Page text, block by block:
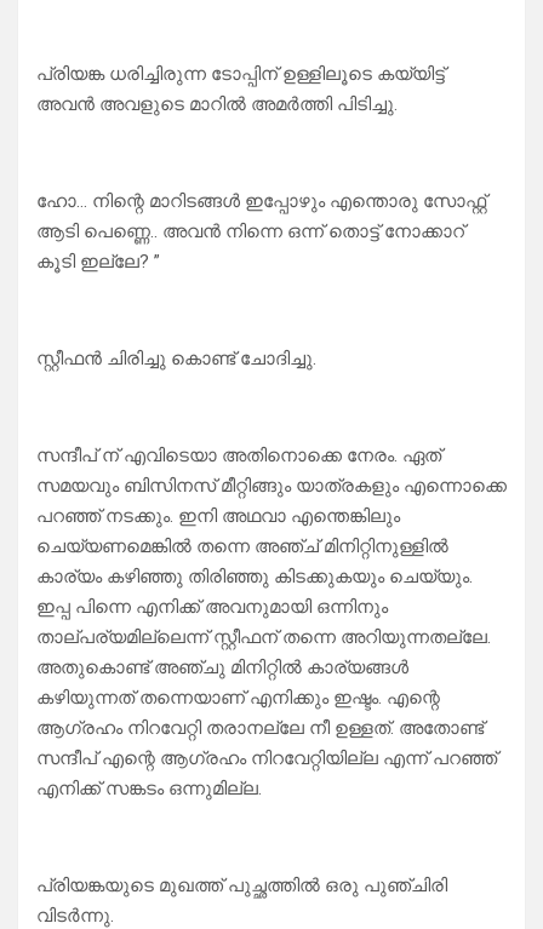
പ്രിയങ്ക ധരിച്ചിരുന്ന ടോപ്പിന് ഉള്ളിലൂടെ കയ്യിട്ട്
അവൻ അവളുടെ മാറിൽ അമർത്തി പിടിച്ചു.
ഹോ… നിന്റെ മാറിടങ്ങൾ ഇപ്പോഴും എന്തൊരു സോഫ്റ്റ്‌
ആടി പെണ്ണെ.. അവൻ നിന്നെ ഒന്ന് തൊട്ട് നോക്കാറ്
കൂടി ഇല്ലേ? ”
സ്റ്റീഫൻ ചിരിച്ചു കൊണ്ട് ചോദിച്ചു.
സന്ദീപ് ന് എവിടെയാ അതിനൊക്കെ നേരം. ഏത്
സമയവും ബിസിനസ് മീറ്റിങ്ങും യാത്രകളും എന്നൊക്കെ
പറഞ്ഞ് നടക്കും. ഇനി അഥവാ എന്തെങ്കിലും
ചെയ്യണമെങ്കിൽ തന്നെ അഞ്ച് മിനിറ്റിനുള്ളിൽ
കാര്യം കഴിഞ്ഞു തിരിഞ്ഞു കിടക്കുകയും ചെയ്യും.
ഇപ്പ പിന്നെ എനിക്ക് അവനുമായി ഒന്നിനും
താല്പര്യമില്ലെന്ന് സ്റ്റീഫന് തന്നെ അറിയുന്നതല്ലേ.
അതുകൊണ്ട് അഞ്ചു മിനിറ്റിൽ കാര്യങ്ങൾ
കഴിയുന്നത് തന്നെയാണ് എനിക്കും ഇഷ്ടം. എന്റെ
ആഗ്രഹം നിറവേറ്റി തരാനല്ലേ നീ ഉള്ളത്. അതോണ്ട്
സന്ദീപ് എന്റെ ആഗ്രഹം നിറവേറ്റിയില്ല എന്ന് പറഞ്ഞ്
എനിക്ക് സങ്കടം ഒന്നുമില്ല.
പ്രിയങ്കയുടെ മുഖത്ത് പുച്ഛത്തിൽ ഒരു പുഞ്ചിരി
വിടർന്നു.